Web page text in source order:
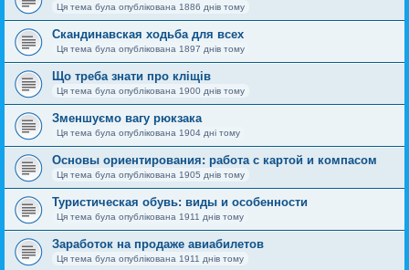
Ця тема була опублікована 1886 днів тому
Скандинавская ходьба для всех
Ця тема була опублікована 1897 днів тому
Що треба знати про кліщів
Ця тема була опублікована 1900 днів тому
Зменшуємо вагу рюкзака
Ця тема була опублікована 1904 дні тому
Основы ориентирования: работа с картой и компасом
Ця тема була опублікована 1905 днів тому
Туристическая обувь: виды и особенности
Ця тема була опублікована 1911 днів тому
Заработок на продаже авиабилетов
Ця тема була опублікована 1911 днів тому